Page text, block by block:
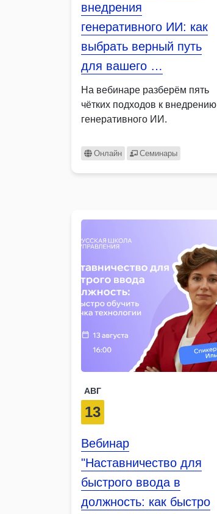
внедрения
генеративного ИИ: как
выбрать верный путь
для вашего …
На вебинаре разберём пять
чётких подходов к внедрению
генеративного ИИ.
Онлайн Семинары
АВГ
13
Вебинар
"Наставничество для
быстрого ввода в
должность: как быстро